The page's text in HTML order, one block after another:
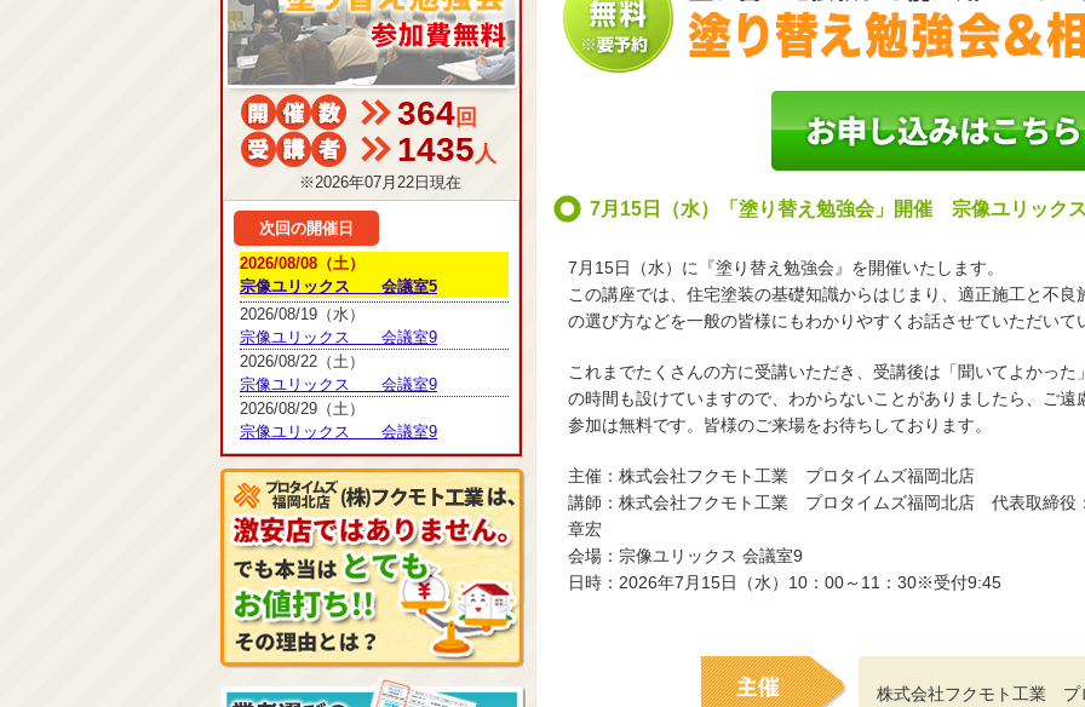
7月15日（水）「塗り替え勉強会」開催 宗像ユリック
7月15日（水）に『塗り替え勉強会』を開催いたします。
この講座では、住宅塗装の基礎知識からはじまり、適正施工と不
の選び方などを一般の皆様にもわかりやすくお話させていただいて
これまでたくさんの方に受講いただき、受講後は「聞いてよかっ
の時間も設けていますので、わからないことがありましたら、ご遠
参加は無料です。皆様のご来場をお待ちしております。
主催：株式会社フクモト工業 プロタイムズ福岡北店
講師：株式会社フクモト工業 プロタイムズ福岡北店 代表取締
章宏
会場：宗像ユリックス 会議室9
日時：2026年7月15日（水）10：00～11：30※受付9:45
株式会社フクモト工業 プ
364回
1435人
※2026年07月22日現在
次回の開催日
2026/08/08（土）
宗像ユリックス 会議室5
2026/08/19（水）
宗像ユリックス 会議室9
2026/08/22（土）
宗像ユリックス 会議室9
2026/08/29（土）
宗像ユリックス 会議室9